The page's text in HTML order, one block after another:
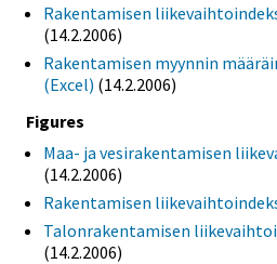
Rakentamisen
(14.2.2006)
Rakentamisen myynnin
(Excel) (14.2.2006)
Figures
Maa- ja vesirakentamisen
(14.2.2006)
Rakentamisen
Talonrakentamisen
(14.2.2006)